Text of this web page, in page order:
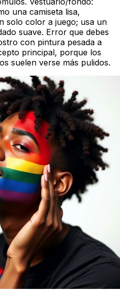
una camiseta lisa,
solo color a juego; usa un
suave. Error que debes
con pintura pesada a
principal, porque los
suelen verse más pulidos.